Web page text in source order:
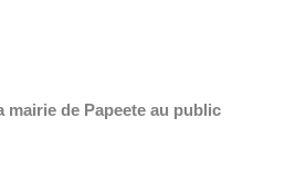
mairie de Papeete au public